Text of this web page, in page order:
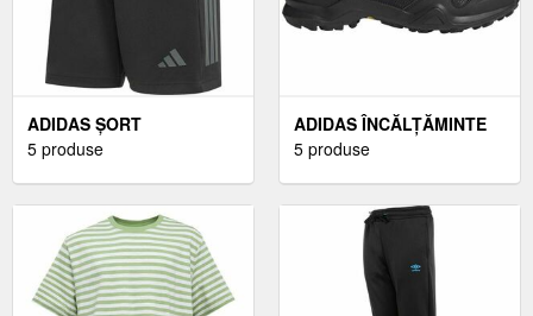
ADIDAS ȘORT
BĂRBĂTESC ȘORT
5 produse
ADIDAS ÎNCĂLȚĂMINTE
OUTDOOR BĂRBAȚI
NEGRUMĂRIME 41 1/3
5 produse